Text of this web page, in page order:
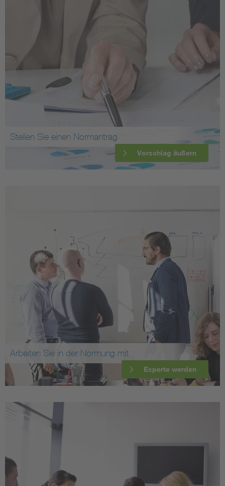
Stellen Sie einen Normantrag
Vorschlag äußern
Arbeiten Sie in der Normung mit
Experte werden